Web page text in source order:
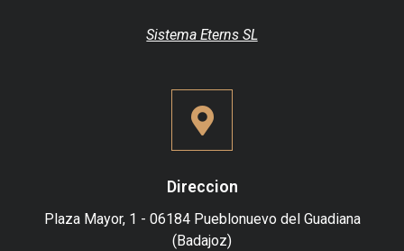
Sistema Eterns SL
Direccion
Plaza Mayor, 1 - 06184 Pueblonuevo del Guadiana
(Badajoz)